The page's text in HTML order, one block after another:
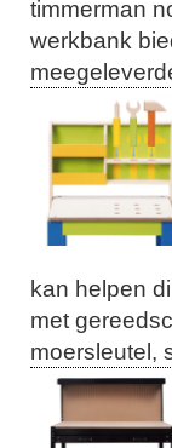
timmerman
werkbank
kan helpen
met
moersleutel,